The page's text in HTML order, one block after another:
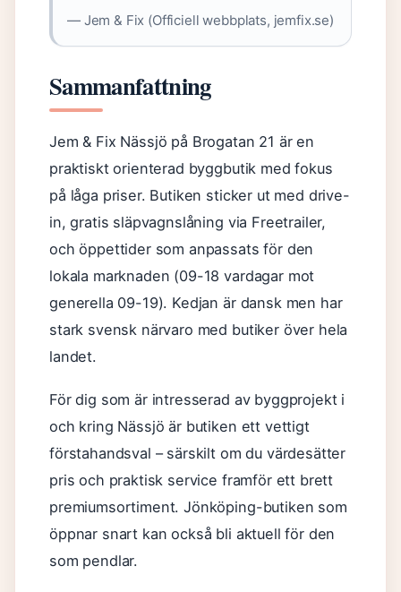
— Jem & Fix (Officiell webbplats, jemfix.se)
Sammanfattning
Jem & Fix Nässjö på Brogatan 21 är en
praktiskt orienterad byggbutik med fokus
på låga priser. Butiken sticker ut med drive-
in, gratis släpvagnslåning via Freetrailer,
och öppettider som anpassats för den
lokala marknaden (09-18 vardagar mot
generella 09-19). Kedjan är dansk men har
stark svensk närvaro med butiker över hela
landet.
För dig som är intresserad av byggprojekt i
och kring Nässjö är butiken ett vettigt
förstahandsval – särskilt om du värdesätter
pris och praktisk service framför ett brett
premiumsortiment. Jönköping-butiken som
öppnar snart kan också bli aktuell för den
som pendlar.